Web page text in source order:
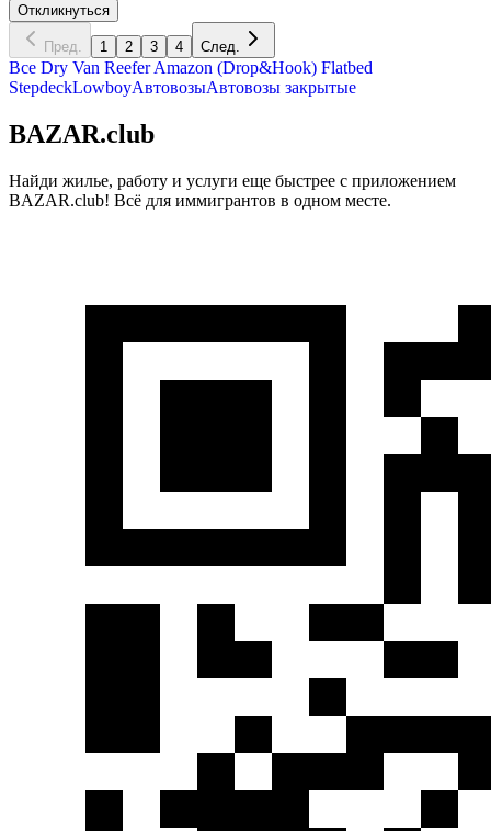
Откликнуться
Пред. 1 2 3 4 След.
Все Dry Van ReeferAmazon (Drop&Hook) Flatbed
StepdeckLowboyАвтовозыАвтовозы закрытые
BAZAR.club
Найди жилье, работу и услуги еще быстрее с приложением
BAZAR.club! Всё для иммигрантов в одном месте.